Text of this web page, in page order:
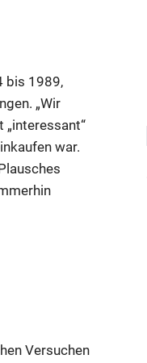
bis 1989,
„Wir
„interessant“
war.
Versuchen